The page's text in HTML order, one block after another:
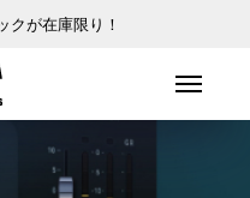
クが在庫限り！